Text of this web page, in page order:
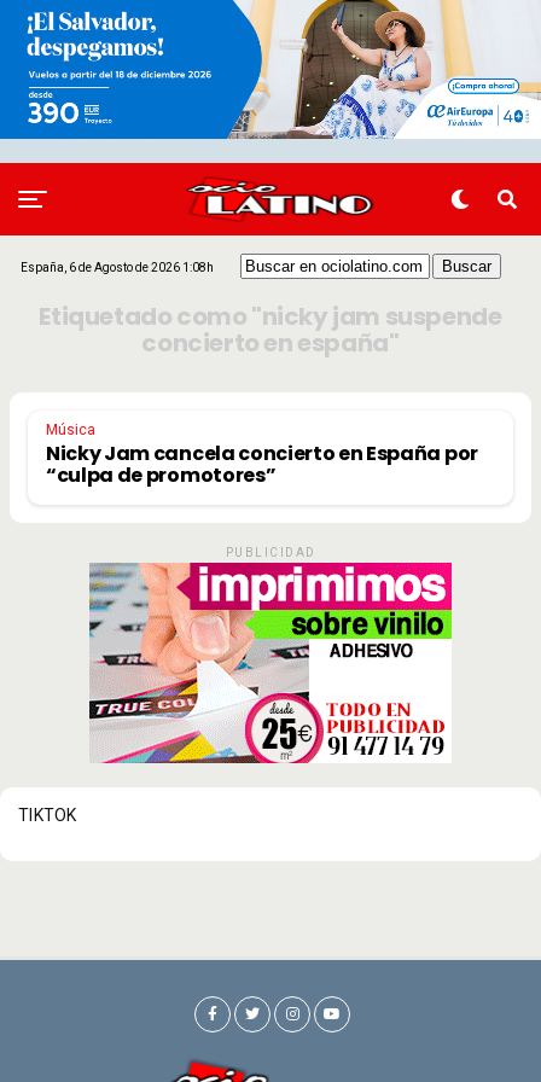
España, 6 de Agosto de 2026 1:08h
Etiquetado como "nicky jam suspende
concierto en españa"
Música
Nicky Jam cancela concierto en España por
“culpa de promotores”
PUBLICIDAD
TIKTOK